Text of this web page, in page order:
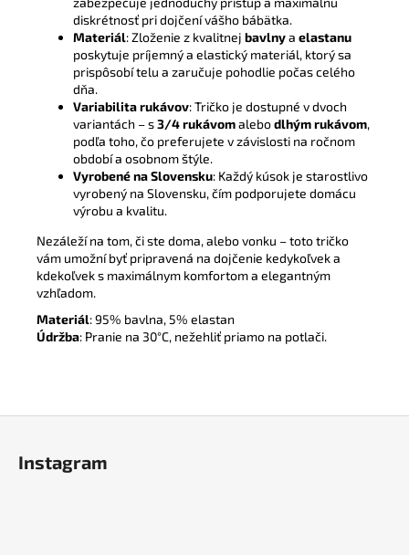
diskrétnosť pri dojčení vášho bábätka.
Materiál: Zloženie z kvalitnej bavlnya elastanu
poskytuje príjemný a elastický materiál, ktorý sa
prispôsobí telu a zaručuje pohodlie počas celého
dňa.
Variabilita rukávov: Tričko je dostupné v dvoch
variantách – s3/4 rukávomalebodlhým rukávom,
podľa toho, čo preferujete v závislosti na ročnom
období a osobnom štýle.
Vyrobené na Slovensku: Každý kúsok je starostlivo
vyrobený na Slovensku, čím podporujete domácu
výrobu a kvalitu.
Nezáleží na tom, či ste doma, alebo vonku – toto tričko
vám umožní byť pripravená na dojčenie kedykoľvek a
kdekoľvek s maximálnym komfortom a elegantným
vzhľadom.
Materiál: 95% bavlna, 5% elastan
Údržba: Pranie na 30°C, nežehliť priamo na potlači.
Instagram